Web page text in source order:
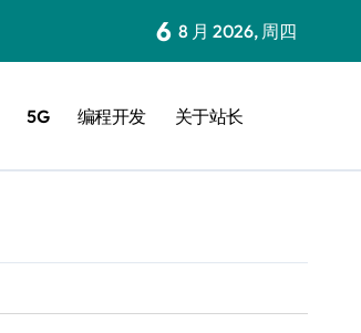
6 8 月 2026, 周四
5G 编程开发 关于站长